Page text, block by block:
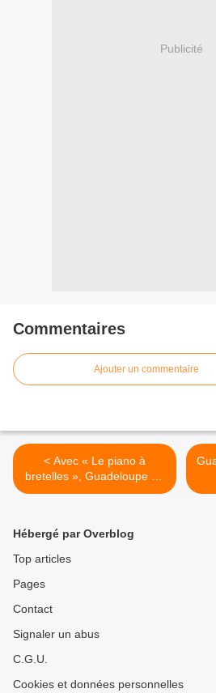
Publicité
Commentaires
Ajouter un commentaire
< Avec « Le piano à
bretelles », Guadeloupe La
1ère vous propose de
festival « Première
Rencontre autour du piano
Hébergé par Overblog
Top articles
Pages
Contact
Signaler un abus
C.G.U.
Cookies et données personnelles